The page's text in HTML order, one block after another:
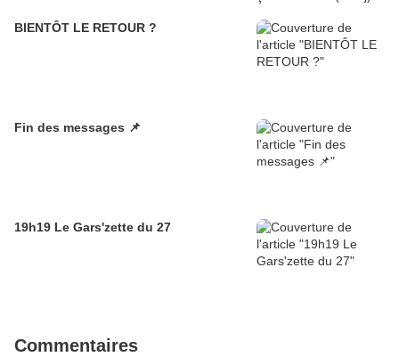
BIENTÔT LE RETOUR ?
Fin des messages 📌
19h19 Le Gars'zette du 27
Commentaires